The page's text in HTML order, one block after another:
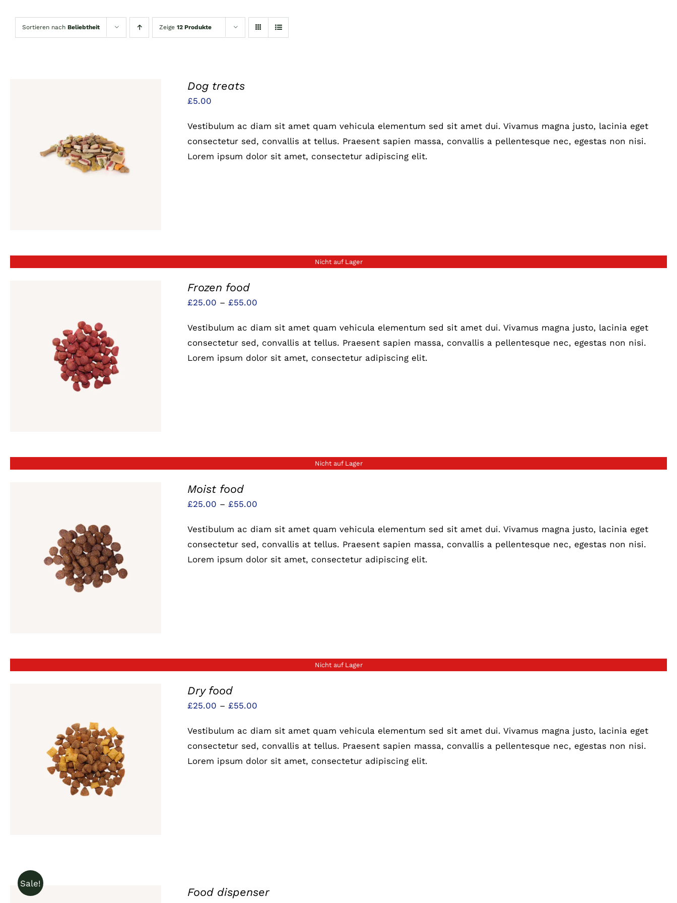
Sortieren nach Beliebtheit Zeige 12 Produkte
IN DEN WARENKORB /
QUICK
VIEW
Dog treats
£5.00
Vestibulum ac diam sit amet quam vehicula elementum sed sit amet dui. Vivamus magna justo, lacinia eget
consectetur sed, convallis at tellus. Praesent sapien massa, convallis a pellentesque nec, egestas non nisi.
Lorem ipsum dolor sit amet, consectetur adipiscing elit.
Nicht auf Lager
QUICK VIEW
Frozen food
£25.00 –£55.00
bis
£55.00
Vestibulum ac diam sit amet quam vehicula elementum sed sit amet dui. Vivamus magna justo, lacinia eget
consectetur sed, convallis at tellus. Praesent sapien massa, convallis a pellentesque nec, egestas non nisi.
Lorem ipsum dolor sit amet, consectetur adipiscing elit.
Nicht auf Lager
QUICK VIEW
Moist food
£25.00 –£55.00
bis
£55.00
Vestibulum ac diam sit amet quam vehicula elementum sed sit amet dui. Vivamus magna justo, lacinia eget
consectetur sed, convallis at tellus. Praesent sapien massa, convallis a pellentesque nec, egestas non nisi.
Lorem ipsum dolor sit amet, consectetur adipiscing elit.
Nicht auf Lager
QUICK VIEW
Dry food
£25.00 –£55.00
bis
£55.00
Vestibulum ac diam sit amet quam vehicula elementum sed sit amet dui. Vivamus magna justo, lacinia eget
consectetur sed, convallis at tellus. Praesent sapien massa, convallis a pellentesque nec, egestas non nisi.
Lorem ipsum dolor sit amet, consectetur adipiscing elit.
Sale!
Food dispenser